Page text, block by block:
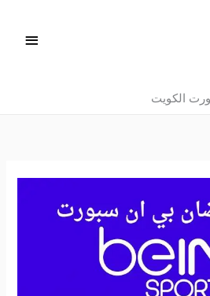
الكويت